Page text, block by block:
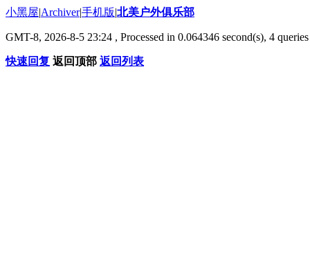
小黑屋|Archiver|手机版|北美户外俱乐部
GMT-8, 2026-8-5 23:24 , Processed in 0.064346 second(s), 4
快速回复 返回顶部 返回列表